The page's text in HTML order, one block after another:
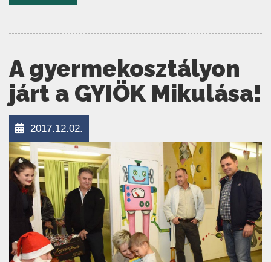
A gyermekosztályon
járt a GYIÖK Mikulása!
2017.12.02.